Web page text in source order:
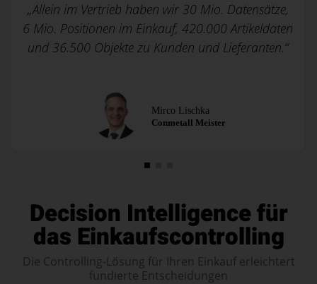
„Allein im Vertrieb haben wir 30 Mio. Datensätze,
6 Mio. Positionen im Einkauf, 420.000 Artikeldaten
und 36.500 Objekte zu Kunden und Lieferanten.“
Mirco Lischka
Conmetall Meister
Decision Intelligence für
das Einkaufscontrolling
Die Controlling-Lösung für Ihren Einkauf erleichtert
fundierte Entscheidungen